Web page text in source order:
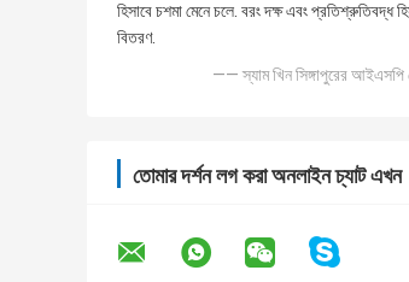
হিসাবে চশমা মেনে চলে. বরং দক্ষ এবং প্রতিশ্রুতিবদ্ধ
বিতরণ.
—— স্যাম খিন সিঙ্গাপুরের আইএসপি
তোমার দর্শন লগ করা অনলাইন চ্যাট এখন